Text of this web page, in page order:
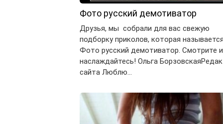
Фото русский демотиватор
Друзья, мы собрали для вас свежую
подборку приколов, которая
Фото русский демотиватор. Смотрите и
наслаждайтесь! Ольга
сайта Люблю…